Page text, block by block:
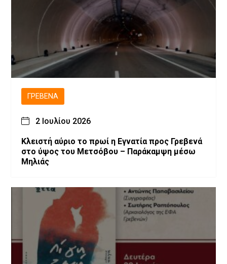
ΓΡΕΒΕΝΆ
2 Ιουλίου 2026
Κλειστή αύριο το πρωί η Εγνατία προς Γρεβενά
στο ύψος του Μετσόβου – Παράκαμψη μέσω
Μηλιάς